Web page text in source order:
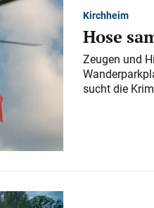
Kirchheim
Hose
Zeugen und
sucht die